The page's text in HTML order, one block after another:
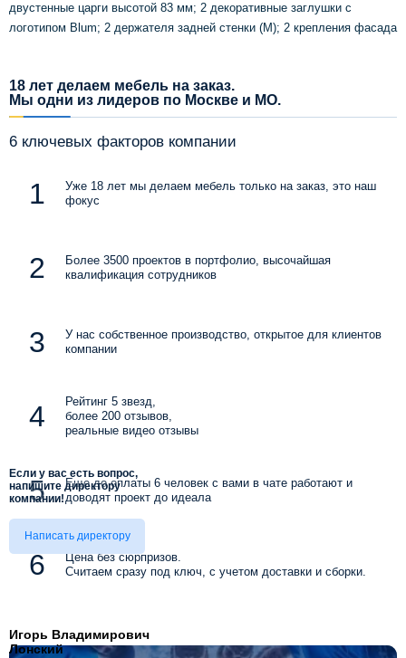
двустенные царги высотой 83 мм; 2 декоративные заглушки с
логотипом Blum; 2 держателя задней стенки (M); 2 крепления фасада
18 лет делаем мебель на заказ.
Мы одни из лидеров по Москве и МО.
6 ключевых факторов компании
Уже 18 лет мы делаем мебель только на заказ, это наш
фокус
Более 3500 проектов в портфолио, высочайшая
квалификация сотрудников
У нас собственное производство, открытое для клиентов
компании
Рейтинг 5 звезд,
более 200 отзывов,
реальные видео отзывы
Еще до оплаты 6 человек с вами в чате работают и
доводят проект до идеала
Цена без сюрпризов.
Считаем сразу под ключ, с учетом доставки и сборки.
Если у вас есть вопрос,
напишите директору
компании!
Написать директору
Игорь Владимирович
Лонский